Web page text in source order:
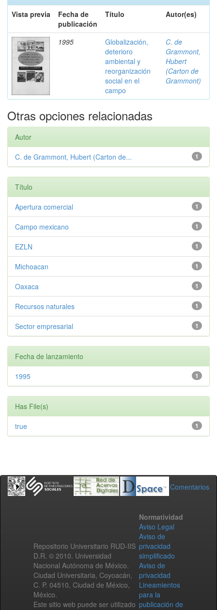
Vista previa
Fecha de
publicación
Título Autor(es)
1995
Globalización,
deterioro
ambiental y
reorganización
social en el
campo
C. de
Grammont,
Hubert
(Carton de
Grammont)
Otras opciones relacionadas
Autor
1
C. de Grammont, Hubert (Carton de...
Título
1
Apertura comercial
1
Campo mexicano
1
EZLN
1
Michoacan
1
Oaxaca
1
Recursos naturales
1
Sector empresarial
Fecha de lanzamiento
1
1995
Has File(s)
1
true
Comentarios
Repositorio Universitario RUD-IIS
D.R. © 2010. Universidad
Nacional Autónoma de México.
Ciudad Universitaria, Coyoacán,
C. P. 04510, Ciudad de México,
México.
Este sitio web puede ser utilizado
Normatividad
Aviso Legal
Aviso de
privacidad
simplificado
Aviso de
privacidad
Lineamientos
para la
publicación de